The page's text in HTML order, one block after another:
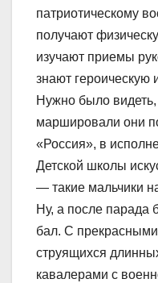
патриотическому
получают
изучают приемы
знают героическую
Нужно было
маршировали они
«Россия», в
Детской школы
— такие мальчики
Ну, а после парада
бал. С
струящихся
кавалерами с